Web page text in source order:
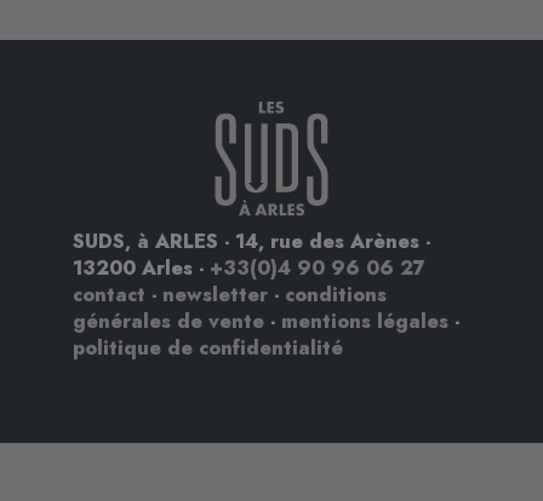
SUDS, à ARLES - 14, rue des Arènes -
13200 Arles - +33(0)4 90 96 06 27
contact - newsletter - conditions
générales de vente - mentions légales -
politique de confidentialité